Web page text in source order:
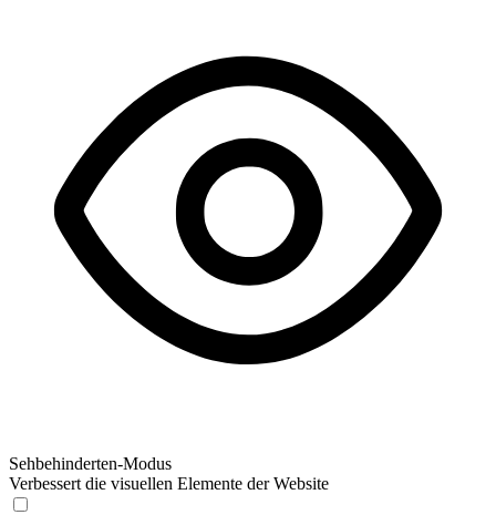
Sehbehinderten-Modus
Verbessert die visuellen Elemente der Website